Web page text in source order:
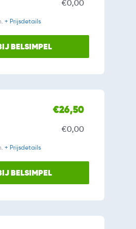
€0,00
+ Prijsdetails
BELSIMPEL
€26,50
€0,00
+ Prijsdetails
BELSIMPEL